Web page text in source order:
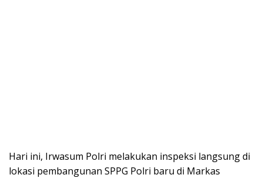
Hari ini, Irwasum Polri melakukan inspeksi langsung di
lokasi pembangunan SPPG Polri baru di Markas